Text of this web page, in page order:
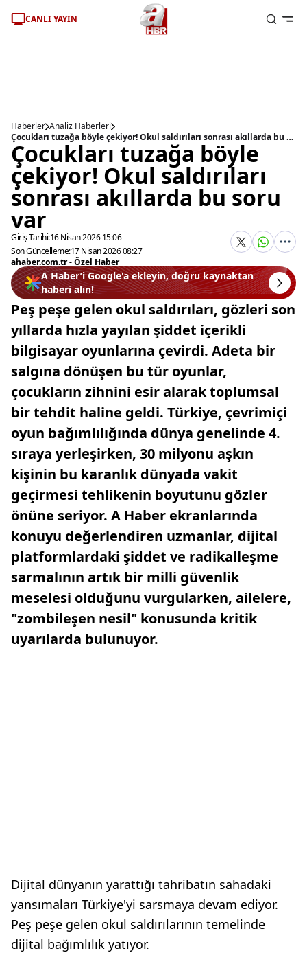
CANLI YAYIN
Haberler Analiz Haberleri
Çocukları tuzağa böyle çekiyor! Okul saldırıları sonrası akıllarda bu soru var
Çocukları tuzağa böyle
çekiyor! Okul saldırıları
sonrası akıllarda bu soru
var
Giriş Tarihi:16 Nisan 2026 15:06
Son Güncelleme:17 Nisan 2026 08:27
ahaber.com.tr - Özel Haber
A Haber’i Google'a ekleyin, doğru kaynaktan
haberi alın!
Peş peşe gelen okul saldırıları, gözleri son
yıllarda hızla yayılan şiddet içerikli
bilgisayar oyunlarına çevirdi. Adeta bir
salgına dönüşen bu tür oyunlar,
çocukların zihnini esir alarak toplumsal
bir tehdit haline geldi. Türkiye, çevrimiçi
oyun bağımlılığında dünya genelinde 4.
sıraya yerleşirken, 30 milyonu aşkın
kişinin bu karanlık dünyada vakit
geçirmesi tehlikenin boyutunu gözler
önüne seriyor. A Haber ekranlarında
konuyu değerlendiren uzmanlar, dijital
platformlardaki şiddet ve radikalleşme
sarmalının artık bir milli güvenlik
meselesi olduğunu vurgularken, ailelere,
"zombileşen nesil" konusunda kritik
uyarılarda bulunuyor.
Dijital dünyanın yarattığı tahribatın sahadaki
yansımaları Türkiye'yi sarsmaya devam ediyor.
Peş peşe gelen okul saldırılarının temelinde
dijital bağımlılık yatıyor.